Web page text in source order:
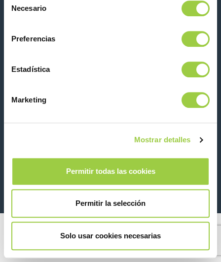
Necesario
Preferencias
Estadística
Marketing
Mostrar detalles
Permitir todas las cookies
Permitir la selección
Solo usar cookies necesarias
+33 (0)1 43 98 75 00